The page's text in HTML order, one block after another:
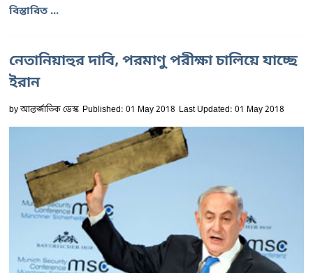
বিস্তারিত ...
নেতানিয়াহুর দাবি, পরমাণু পরীক্ষা চালিয়ে যাচ্ছে
ইরান
byআন্তর্জাতিক ডেস্ক Published: 01 May 2018 Last Updated: 01 May 2018